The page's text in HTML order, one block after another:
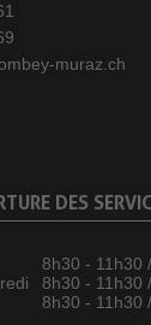
muraz.ch
DES
8h30 - 11h30
8h30 - 11h30
8h30 - 11h30